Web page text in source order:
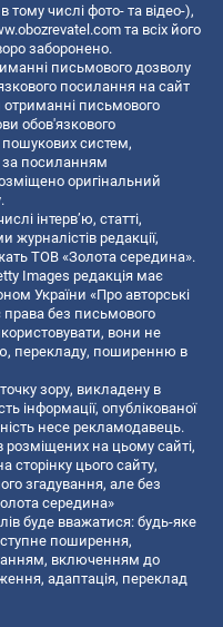
тому числі фото- та відео-),
та всіх його
заборонено.
письмового дозволу
посилання на сайт
отриманні письмового
обов'язкового
систем,
за посиланням
оригінальний
інтерв’ю, статті,
редакції,
ТОВ «Золота середина».
Images редакція має
України «Про авторські
права без письмового
вони не
перекладу, поширенню в
зору, викладену в
інформації, опублікованої
несе рекламодавець.
розміщених на цьому сайті,
сторінку цього сайту,
згадування, але без
середина»
буде вважатися: будь-яке
поширення,
включенням до
адаптація, переклад